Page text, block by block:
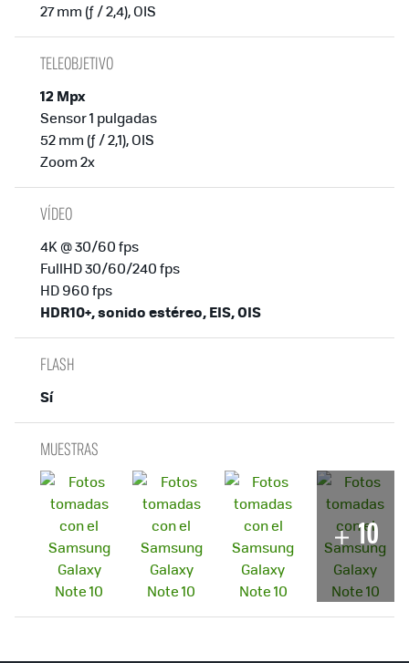
27 mm (ƒ / 2,4), OIS
TELEOBJETIVO
12 Mpx
Sensor 1 pulgadas
52 mm (ƒ / 2,1), OIS
Zoom 2x
VÍDEO
4K @ 30/60 fps
FullHD 30/60/240 fps
HD 960 fps
HDR10+, sonido estéreo, EIS, OIS
FLASH
Sí
MUESTRAS
10